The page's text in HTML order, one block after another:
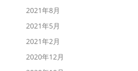
2021年8月
2021年5月
2021年2月
2020年12月